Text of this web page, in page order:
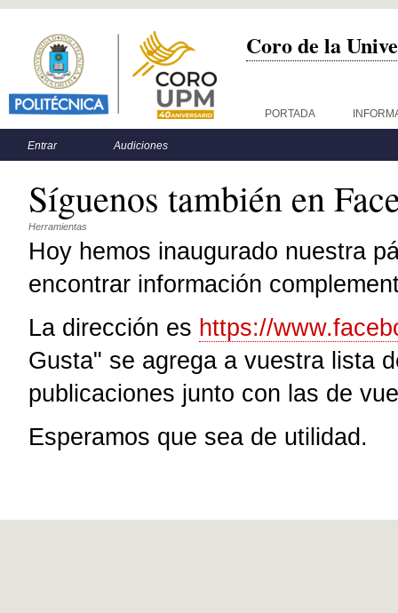
Coro de la
Menú principal PORTADA
Menú secundario
Entrar Audiciones
Síguenos también en
Herramientas
Hoy hemos inaugurado nuestra
encontrar información
La dirección es https://
Gusta" se agrega a vuestra lista
publicaciones junto con las de
Esperamos que sea de utilidad.